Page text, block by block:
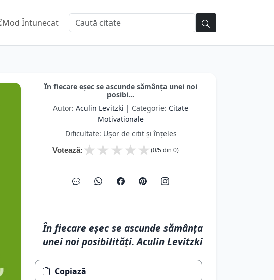
Mod Întunecat
În fiecare eșec se ascunde sămânța unei noi
posibi...
Autor: Aculin Levitzki | Categorie: Citate
Motivationale
Dificultate: Ușor de citit și înțeles
Votează: ★
★
★
★
★ (0/5 din 0)
În fiecare eșec se ascunde sămânța
unei noi posibilități. Aculin Levitzki
Copiază